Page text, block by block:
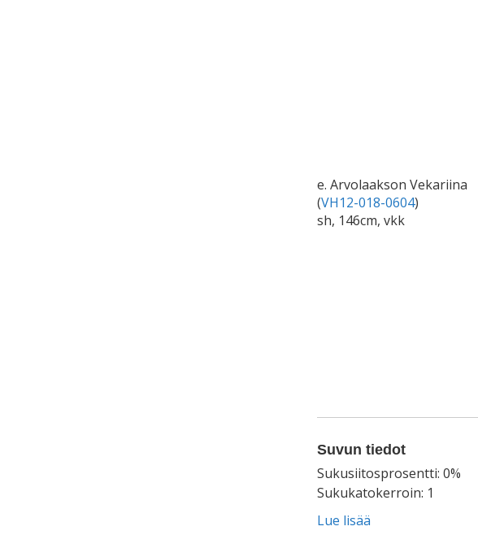
e. Arvolaakson Vekariina
(VH12-018-0604)
sh, 146cm, vkk
Suvun tiedot
Sukusiitosprosentti: 0%
Sukukatokerroin: 1
Lue lisää